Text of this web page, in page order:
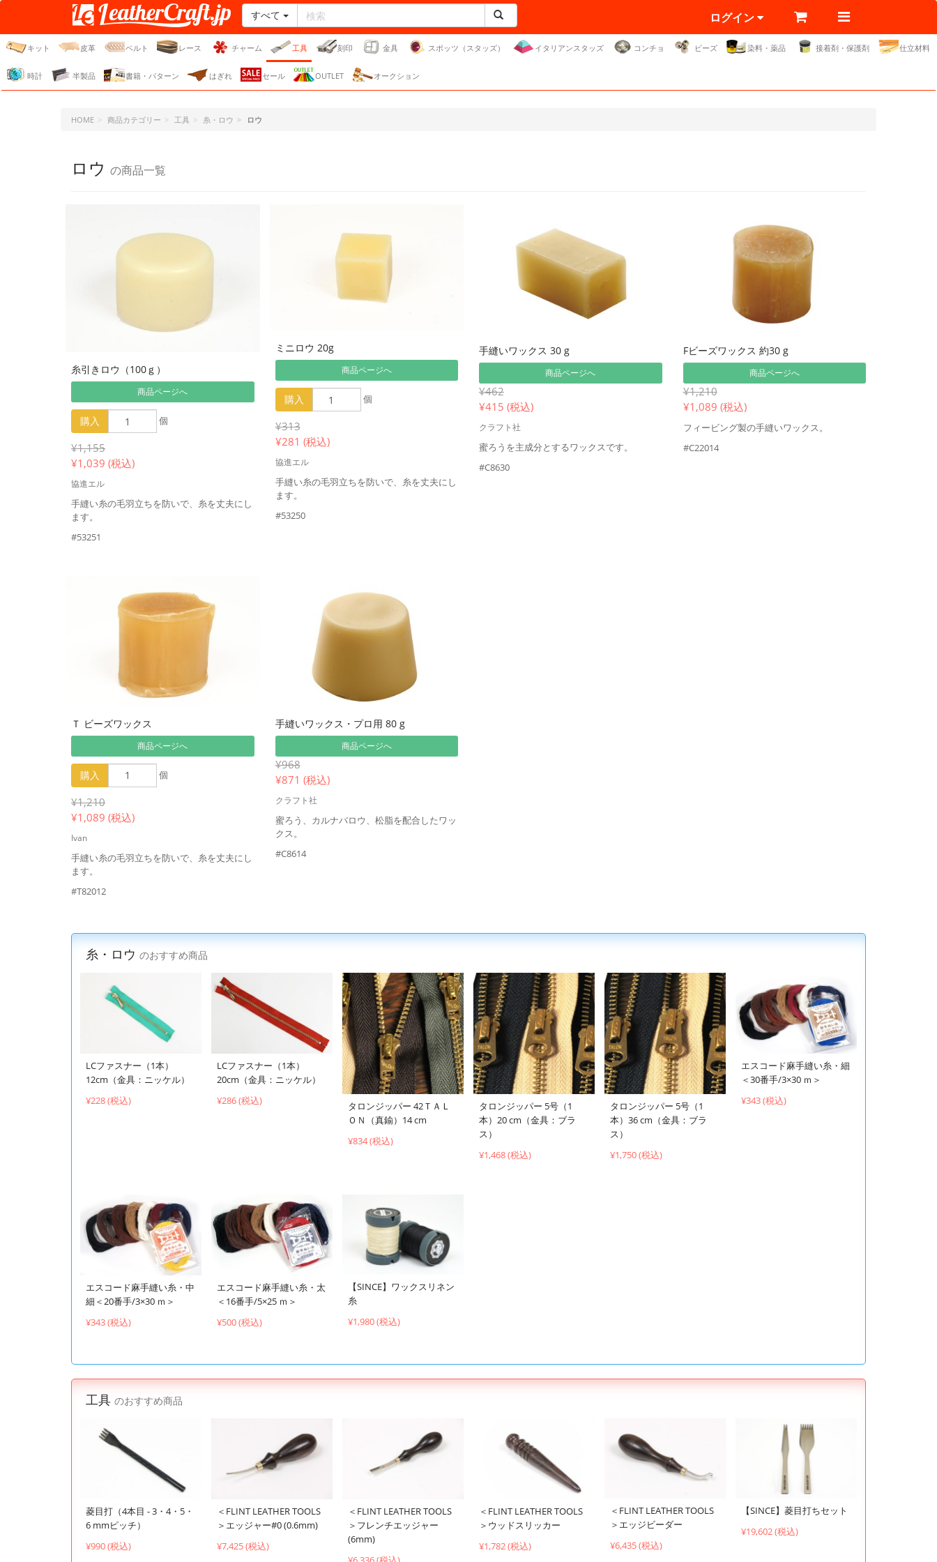
レザークラフト・ドット・
ジェーピー
すべて ログイン
キット 皮革 ベルト レース チャーム 工具 刻印 金具 スポッツ（スタッズ） イタリアンスタッズ コンチョ ビーズ 染料・薬品 接着剤・保護剤 仕立材料
時計 半製品 書籍・パターン はぎれ セール OUTLET オークション
HOME 商品カテゴリー 工具 糸・ロウ ロウ
ロウ の商品一覧
糸引きロウ（100ｇ）
商品ページへ
購入 個
¥1,155
¥1,039 (税込)
協進エル
手縫い糸の毛羽立ちを防いで、糸を丈夫にし
ます。
#53251
ミニロウ 20g
商品ページへ
購入 個
¥313
¥281 (税込)
協進エル
手縫い糸の毛羽立ちを防いで、糸を丈夫にし
ます。
#53250
手縫いワックス 30 g
商品ページへ
¥462
¥415 (税込)
クラフト社
蜜ろうを主成分とするワックスです。
#C8630
Fビーズワックス 約30 g
商品ページへ
¥1,210
¥1,089 (税込)
フィービング製の手縫いワックス。
#C22014
Ｔ ビーズワックス
商品ページへ
購入 個
¥1,210
¥1,089 (税込)
Ivan
手縫い糸の毛羽立ちを防いで、糸を丈夫にし
ます。
#T82012
手縫いワックス・プロ用 80 g
商品ページへ
¥968
¥871 (税込)
クラフト社
蜜ろう、カルナバロウ、松脂を配合したワッ
クス。
#C8614
糸・ロウ のおすすめ商品
LCファスナー（1本）
12cm（金具：ニッケル）
¥228 (税込)
LCファスナー（1本）
20cm（金具：ニッケル）
¥286 (税込)
タロンジッパー 42ＴＡＬ
ＯＮ（真鍮）14 cm
¥834 (税込)
タロンジッパー 5号（1
本）20 cm（金具：ブラ
ス）
¥1,468 (税込)
タロンジッパー 5号（1
本）36 cm（金具：ブラ
ス）
¥1,750 (税込)
エスコード麻手縫い糸・細
＜30番手/3×30 ｍ＞
¥343 (税込)
エスコード麻手縫い糸・中
細＜20番手/3×30 ｍ＞
¥343 (税込)
エスコード麻手縫い糸・太
＜16番手/5×25 ｍ＞
¥500 (税込)
【SINCE】ワックスリネン
糸
¥1,980 (税込)
工具 のおすすめ商品
菱目打（4本目 - 3・4・5・
6 mmピッチ）
¥990 (税込)
＜FLINT LEATHER TOOLS
＞エッジャー#0 (0.6mm)
¥7,425 (税込)
＜FLINT LEATHER TOOLS
＞フレンチエッジャー
(6mm)
＜FLINT LEATHER TOOLS
＞ウッドスリッカー
¥1,782 (税込)
＜FLINT LEATHER TOOLS
＞エッジビーダー
¥6,435 (税込)
【SINCE】菱目打ちセット
¥19,602 (税込)